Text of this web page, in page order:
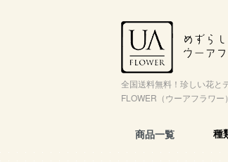
全国送料無料！珍しい花と
FLOWER（ウーアフラワー）
商品一覧 種